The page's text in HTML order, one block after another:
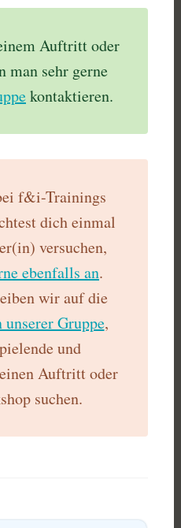
Auftritt oder
man sehr gerne
kontaktieren.
f&i-Trainings
dich einmal
versuchen,
ebenfalls an.
wir auf die
unserer Gruppe,
und
Auftritt oder
suchen.